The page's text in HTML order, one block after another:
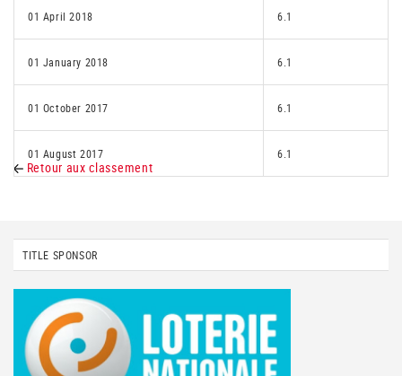
01 April 2018 6.1
01 January 2018 6.1
01 October 2017 6.1
01 August 2017 6.1
Retour aux classement
TITLE SPONSOR